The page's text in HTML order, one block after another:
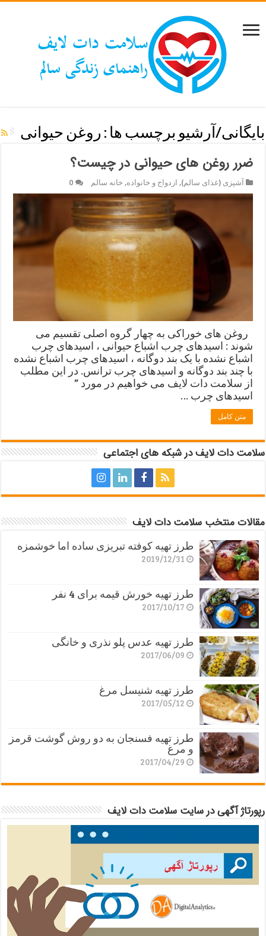
بایگانی/آرشیو برچسب ها : روغن حیوانی
ضرر روغن های حیوانی در چیست؟
آشپزی (غذای سالم), ازدواج و خانواده, خانه سالم 0
روغن های خوراكی به چهار گروه اصلی تقسيم می
شوند : اسيدهای چرب اشباع حيوانی ، اسيدهای چرب
اشباع نشده با يک بند دوگانه ، اسيدهای چرب اشباع نشده
با چند بند دوگانه و اسيدهای چرب ترانس. در اين مطلب
از سلامت دات لایف می خواهيم در مورد ”
اسيدهای چرب …
متن کامل
سلامت دات لایف در شبکه های اجتماعی
مقالات منتخب سلامت دات لایف
طرز تهیه کوفته تبریزی ساده اما خوشمزه
2019/12/31
طرز تهیه خورش قیمه برای 4 نفر
2017/10/17
طرز تهیه عدس پلو نذری و خانگی
2017/06/09
طرز تهیه شنیسل مرغ
2017/05/12
طرز تهیه فسنجان به دو روش گوشت قرمز
و مرغ
2017/04/29
رپورتاژ آگهی در سایت سلامت دات لایف